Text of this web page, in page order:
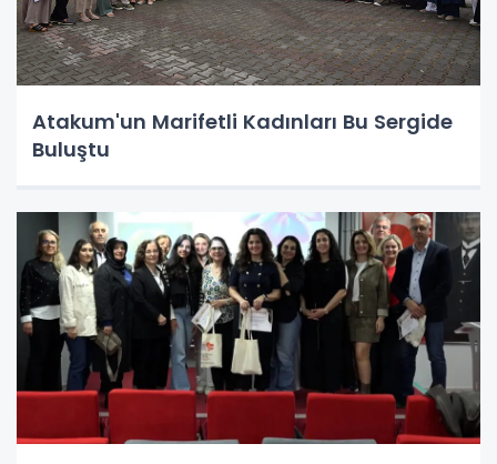
Atakum'un Marifetli Kadınları Bu Sergide
Buluştu